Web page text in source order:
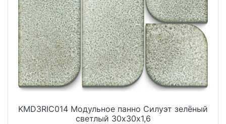
KMD3RIC014 Модульное панно Силуэт зелёный
светлый 30х30х1,6